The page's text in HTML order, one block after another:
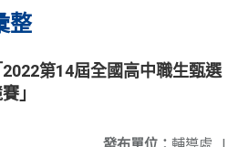
整
2022第14屆全國高中職生甄選
」